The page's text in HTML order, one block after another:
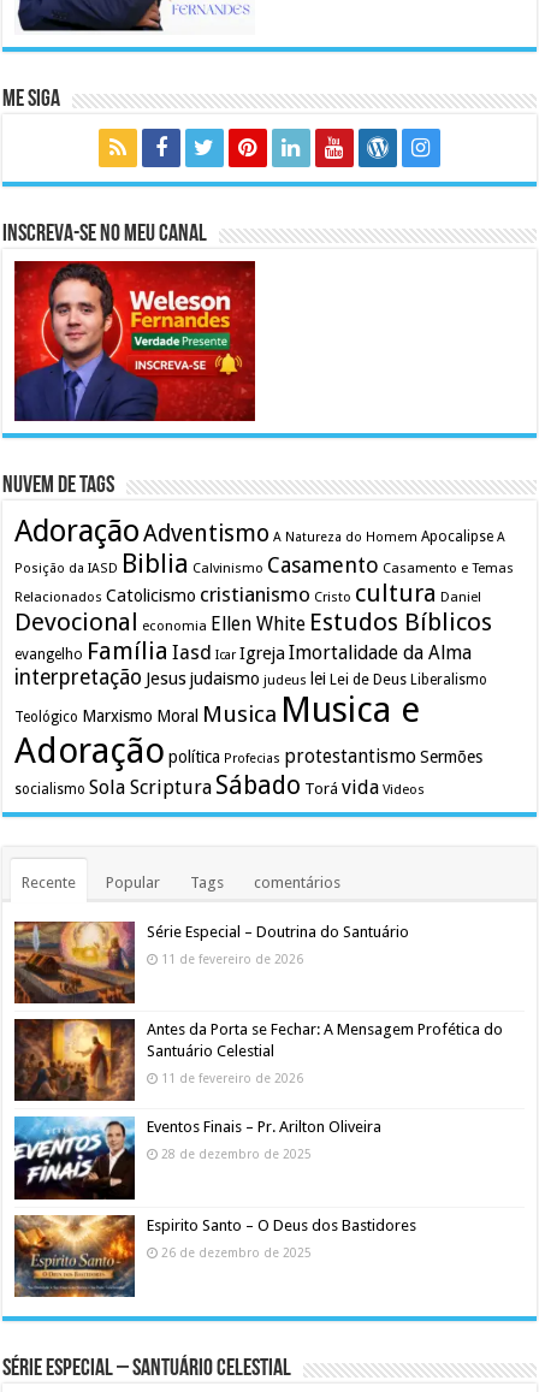
Me Siga
Inscreva-se no meu canal
Nuvem de Tags
AdoraçãoAdventismo A Natureza do Homem Apocalipse A
Posição da IASD Biblia Calvinismo Casamento Casamento e Temas
Relacionados Catolicismo cristianismo Cristo cultura Daniel
Devocional economia Ellen White Estudos Bíblicos
evangelho Família Iasd Icar Igreja Imortalidade da Alma
interpretação Jesusjudaismo judeus lei Lei de Deus Liberalismo
Teológico Marxismo Moral Musica Musica e
Adoração política Profecias protestantismo Sermões
socialismo Sola Scriptura Sábado Torá vida Videos
Recente Popular Tags comentários
Série Especial – Doutrina do Santuário
11 de fevereiro de 2026
Antes da Porta se Fechar: A Mensagem Profética do
Santuário Celestial
11 de fevereiro de 2026
Eventos Finais – Pr. Arilton Oliveira
28 de dezembro de 2025
Espirito Santo – O Deus dos Bastidores
26 de dezembro de 2025
Série Especial – Santuário Celestial